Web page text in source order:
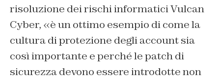
risoluzione dei rischi informatici Vulcan
Cyber, «è un ottimo esempio di come la
cultura di protezione degli account sia
così importante e perché le patch di
sicurezza devono essere introdotte non